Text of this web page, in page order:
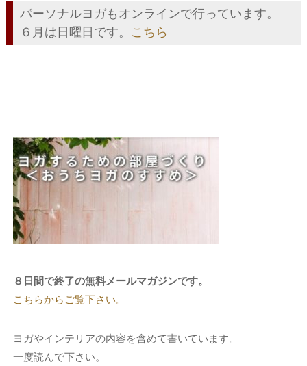
パーソナルヨガもオンラインで行っています。
６月は日曜日です。 こちら
８日間で終了の無料メールマガジンです。
こちらからご覧下さい。
ヨガやインテリアの内容を含めて書いています。
一度読んで下さい。